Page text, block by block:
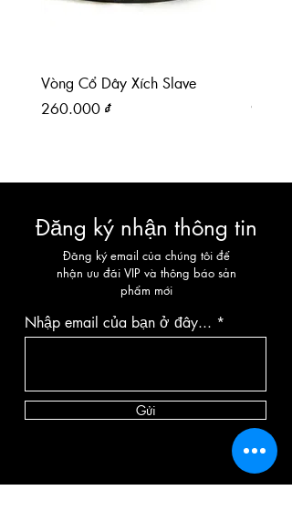
Vòng Cổ Dây Xích Slave
Giá
260.000 ₫
Giá
Đăng ký nhận thông tin
Đăng ký email của chúng tôi để
nhận ưu đãi VIP và thông báo sản
phẩm mới
Nhập email của bạn ở đây...
Gửi